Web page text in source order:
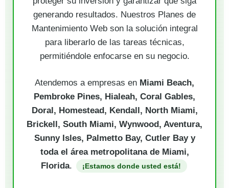
generando resultados. Nuestros Planes de
Mantenimiento Web son la solución integral
para liberarlo de las tareas técnicas,
permitiéndole enfocarse en su negocio.
Atendemos a empresas en Miami Beach,
Pembroke Pines, Hialeah, Coral Gables,
Doral, Homestead, Kendall, North Miami,
Brickell, South Miami, Wynwood, Aventura,
Sunny Isles, Palmetto Bay, Cutler Bay y
toda el área metropolitana de Miami,
Florida. ¡Estamos donde usted está!